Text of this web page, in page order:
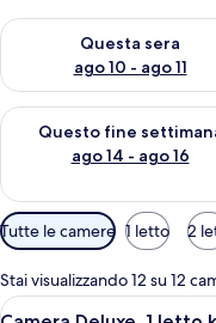
Questa sera
ago 10 - ago 11
Verifica la disponibilità
Questo fine
ago 14 - ago 16
Verifica la disponibilità
Filtri
disponibili
per
le
Tutte le camere 1 letto 2
Stai visualizzando 12 su 12
Apri
2